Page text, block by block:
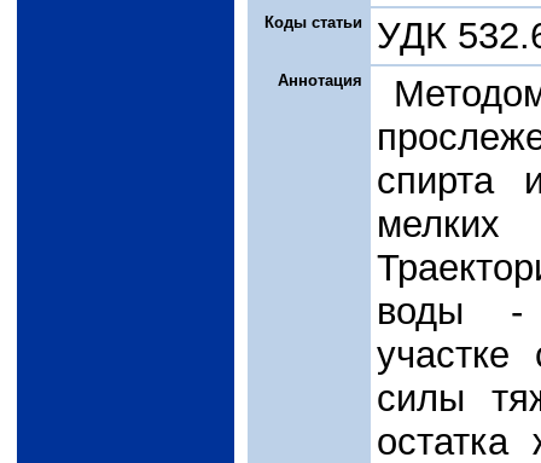
Коды статьи УДК
Аннотация
спирта
воды -
участке
силы